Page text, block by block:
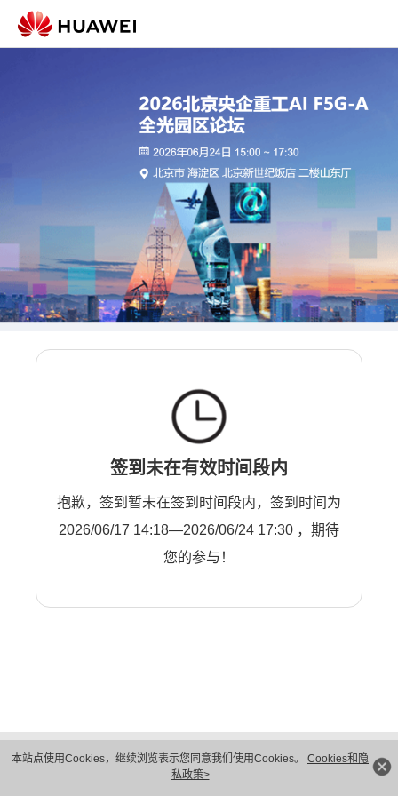
本站点使用Cookies，继续浏览表示您同意我们使用Cookies。 Cookies和隐
私政策>
签到未在有效时间段内
抱歉，签到暂未在签到时间段内，签到时间为
2026/06/17 14:18—2026/06/24 17:30 ，期待
您的参与！
隐私保护
法律声明